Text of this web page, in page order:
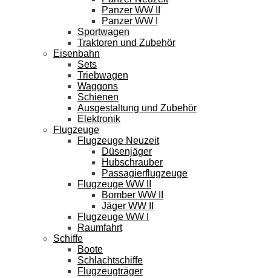
Panzer WW II
Panzer WW I
Sportwagen
Traktoren und Zubehör
Eisenbahn
Sets
Triebwagen
Waggons
Schienen
Ausgestaltung und Zubehör
Elektronik
Flugzeuge
Flugzeuge Neuzeit
Düsenjäger
Hubschrauber
Passagierflugzeuge
Flugzeuge WW II
Bomber WW II
Jäger WW II
Flugzeuge WW I
Raumfahrt
Schiffe
Boote
Schlachtschiffe
Flugzeugträger